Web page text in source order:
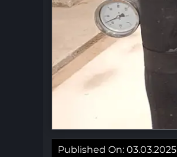
Published On: 03.03.2025